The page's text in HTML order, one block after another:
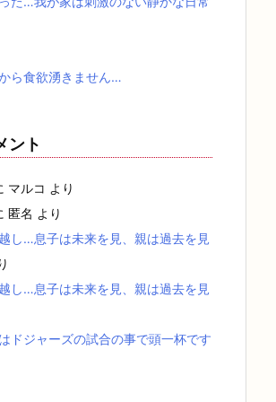
ら食欲湧きません…
ント
マルコ より
匿名 より
し…息子は未来を見、親は過去を見
し…息子は未来を見、親は過去を見
ドジャーズの試合の事で頭一杯です